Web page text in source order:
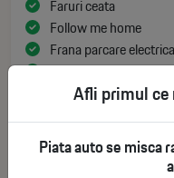
Faruri ceata
Follow me home
Frana parcare electrica
Servodirectie
ABS
Franare asistata
Airbag sofer
Afli primul
Piata auto se misca